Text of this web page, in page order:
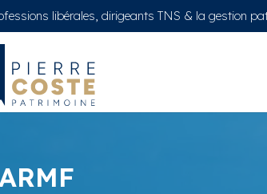
libérales, dirigeants TNS & la gestion